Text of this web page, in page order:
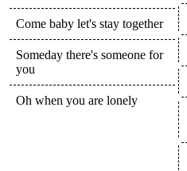
Come baby let's stay together
Someday there's someone for
you
Oh when you are lonely